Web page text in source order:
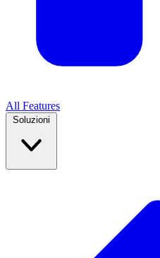
All Features